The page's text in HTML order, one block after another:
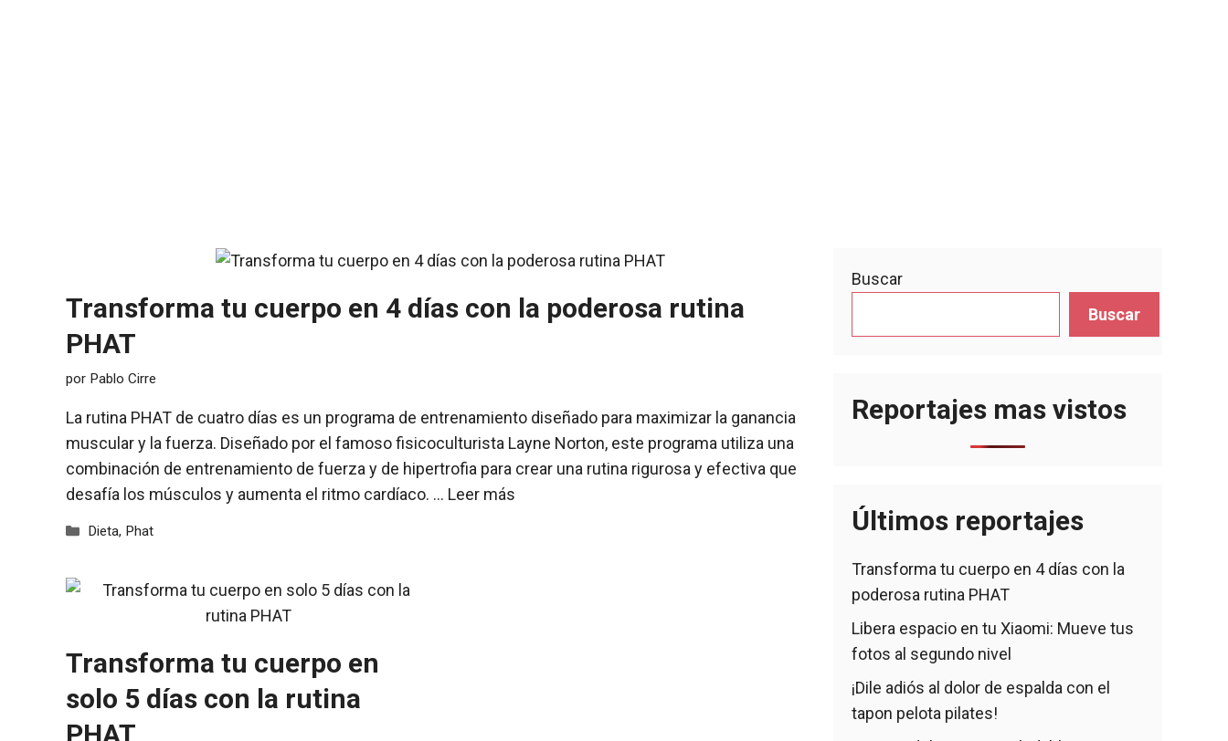
Transforma tu cuerpo en 4 días con la poderosa rutina
PHAT
por Pablo Cirre
La rutina PHAT de cuatro días es un programa de entrenamiento diseñado para maximizar la ganancia
muscular y la fuerza. Diseñado por el famoso fisicoculturista Layne Norton, este programa utiliza una
combinación de entrenamiento de fuerza y de hipertrofia para crear una rutina rigurosa y efectiva que
desafía los músculos y aumenta el ritmo cardíaco. … Leer más
Categorías
Dieta, Phat
Transforma tu cuerpo en
solo 5 días con la rutina
PHAT
Buscar
Buscar
Reportajes mas vistos
Últimos reportajes
Transforma tu cuerpo en 4 días con la
poderosa rutina PHAT
Libera espacio en tu Xiaomi: Mueve tus
fotos al segundo nivel
¡Dile adiós al dolor de espalda con el
tapon pelota pilates!